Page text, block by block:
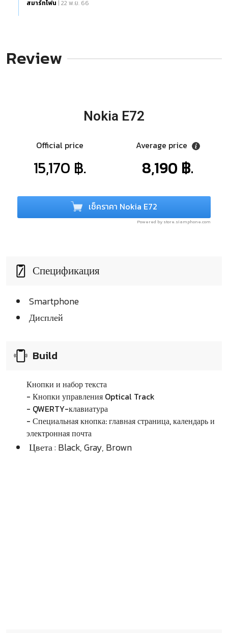
สมาร์ทโฟน | 22 พ.ย. 66
Review
Nokia E72
Official price
15,170 ฿.
Average price
8,190 ฿.
เช็คราคา Nokia E72
Powered by store.siamphone.com
Спецификация
Smartphone
Дисплей
Build
Кнопки и набор текста
- Кнопки управления Optical Track
- QWERTY-клавиатура
- Специальная кнопка: главная страница, календарь и
электронная почта
Цвета : Black, Gray, Brown